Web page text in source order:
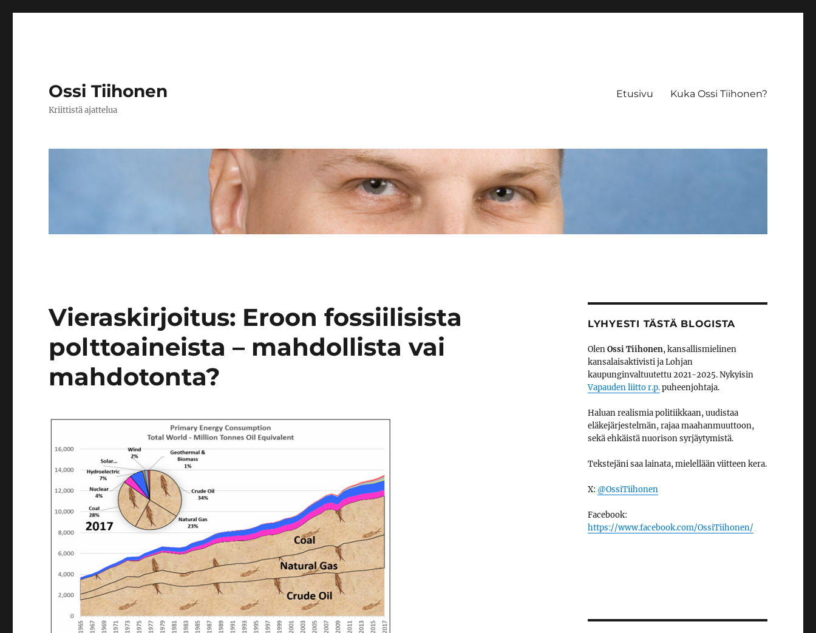
Ossi Tiihonen
Kriittistä ajattelua
Etusivu Kuka Ossi Tiihonen?
Vieraskirjoitus: Eroon fossiilisista
polttoaineista – mahdollista vai
mahdotonta?
LYHYESTI TÄSTÄ BLOGISTA
OlenOssi Tiihonen, kansallismielinen
kansalaisaktivisti ja Lohjan
kaupunginvaltuutettu 2021-2025. Nykyisin
Vapauden liitto r.p.puheenjohtaja.
Haluan realismia politiikkaan, uudistaa
eläkejärjestelmän, rajaa maahanmuuttoon,
sekä ehkäistä nuorison syrjäytymistä.
Tekstejäni saa lainata, mielellään viitteen kera.
X: @OssiTiihonen
Facebook:
https://www.facebook.com/OssiTiihonen/